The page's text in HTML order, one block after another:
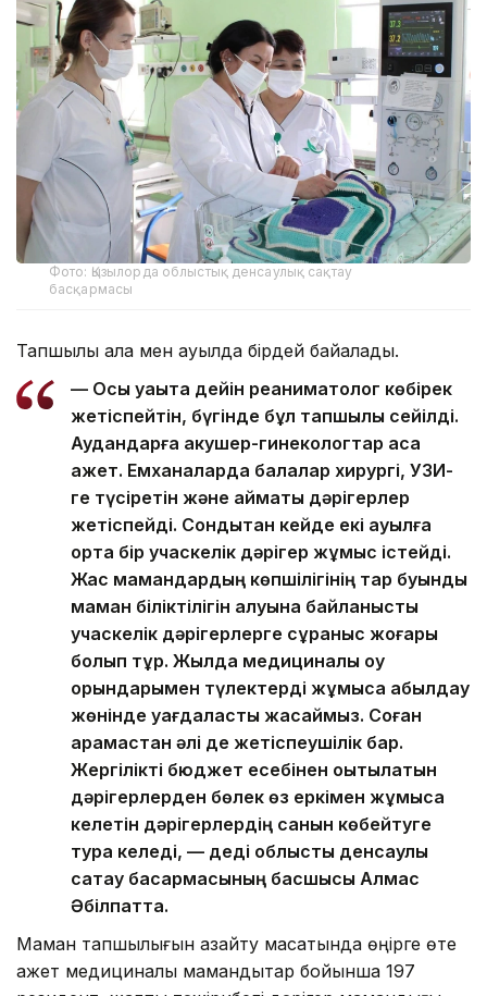
Фото: Қызылорда облыстық денсаулық сақтау
басқармасы
Тапшылық қала мен ауылда бірдей байқалады.
— Осы уақытқа дейін реаниматолог көбірек
жетіспейтін, бүгінде бұл тапшылық сейілді.
Аудандарға акушер-гинекологтар аса
қажет. Емханаларда балалар хирургі, УЗИ-
ге түсіретін және аймақтық дәрігерлер
жетіспейді. Сондықтан кейде екі ауылға
ортақ бір учаскелік дәрігер жұмыс істейді.
Жас мамандардың көпшілігінің тар буынды
маман біліктілігін алуына байланысты
учаскелік дәрігерлерге сұраныс жоғары
болып тұр. Жылда медициналық оқу
орындарымен түлектерді жұмысқа қабылдау
жөнінде уағдаластық жасаймыз. Соған
қарамастан әлі де жетіспеушілік бар.
Жергілікті бюджет есебінен оқытылатын
дәрігерлерден бөлек өз еркімен жұмысқа
келетін дәрігерлердің санын көбейтуге
тура келеді, — деді облыстық денсаулық
сақтау басқармасының басшысы Алмас
Әбілпатта.
Маман тапшылығын азайту мақсатында өңірге өте
қажет медициналық мамандықтар бойынша 197